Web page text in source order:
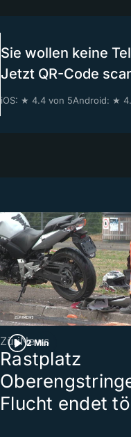
Sie wollen keine
Jetzt QR-Code
iOS: ★ 4.4 von 5Android: ★
2 Min
ZüriNews
Rastplatz
Flucht endet